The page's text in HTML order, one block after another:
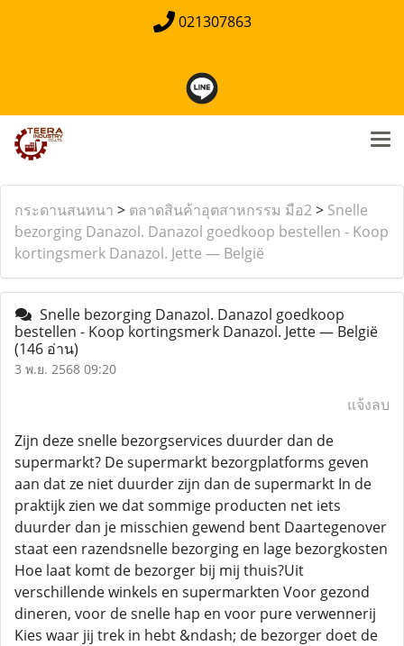
021307863
กระดานสนทนา > ตลาดสินค้าอุตสาหกรรม มือ2> Snelle
bezorging Danazol. Danazol goedkoop bestellen - Koop
kortingsmerk Danazol. Jette — België
Snelle bezorging Danazol. Danazol goedkoop
bestellen - Koop kortingsmerk Danazol. Jette — België
(146 อ่าน)
3 พ.ย. 2568 09:20
แจ้งลบ
Zijn deze snelle bezorgservices duurder dan de
supermarkt? De supermarkt bezorgplatforms geven
aan dat ze niet duurder zijn dan de supermarkt In de
praktijk zien we dat sommige producten net iets
duurder dan je misschien gewend bent Daartegenover
staat een razendsnelle bezorging en lage bezorgkosten
Hoe laat komt de bezorger bij mij thuis?Uit
verschillende winkels en supermarkten Voor gezond
dineren, voor de snelle hap en voor pure verwennerij
Kies waar jij trek in hebt &ndash; de bezorger doet de